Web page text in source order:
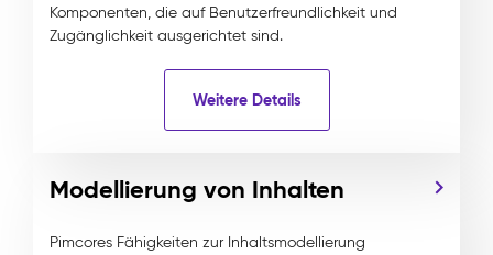
Komponenten, die auf Benutzerfreundlichkeit und
Zugänglichkeit ausgerichtet sind.
Weitere Details
Modellierung von Inhalten
Pimcores Fähigkeiten zur Inhaltsmodellierung